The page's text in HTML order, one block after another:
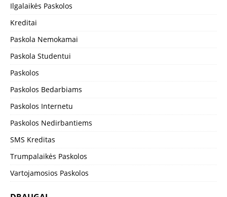
Ilgalaikės Paskolos
Kreditai
Paskola Nemokamai
Paskola Studentui
Paskolos
Paskolos Bedarbiams
Paskolos Internetu
Paskolos Nedirbantiems
SMS Kreditas
Trumpalaikės Paskolos
Vartojamosios Paskolos